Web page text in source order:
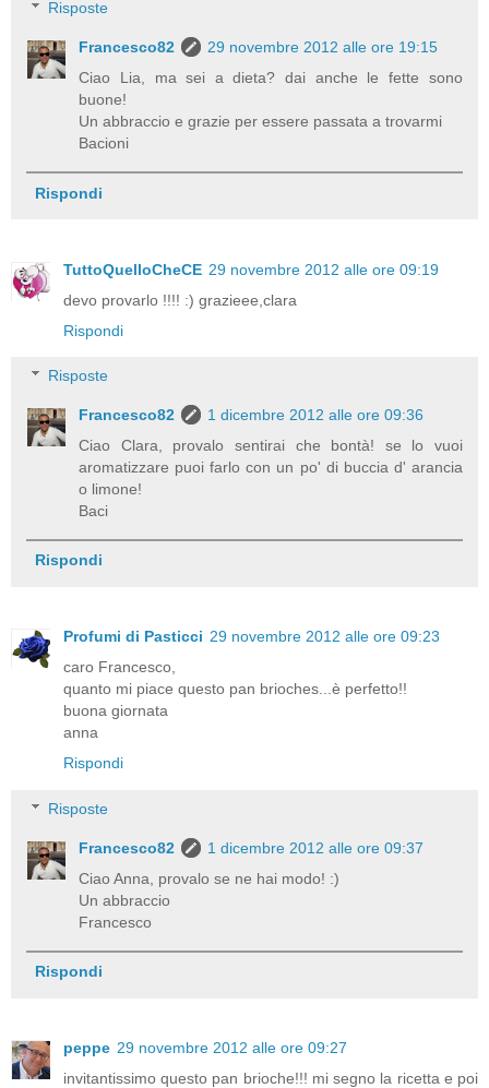
Risposte
Francesco82
29 novembre 2012 alle ore 19:15
Ciao Lia, ma sei a dieta? dai anche le fette sono
buone!
Un abbraccio e grazie per essere passata a trovarmi
Bacioni
Rispondi
TuttoQuelloCheCE 29 novembre 2012 alle ore 09:19
devo provarlo !!!! :) grazieee,clara
Rispondi
Risposte
Francesco82
1 dicembre 2012 alle ore 09:36
Ciao Clara, provalo sentirai che bontà! se lo vuoi
aromatizzare puoi farlo con un po' di buccia d' arancia
o limone!
Baci
Rispondi
Profumi di Pasticci 29 novembre 2012 alle ore 09:23
caro Francesco,
quanto mi piace questo pan brioches...è perfetto!!
buona giornata
anna
Rispondi
Risposte
Francesco82
1 dicembre 2012 alle ore 09:37
Ciao Anna, provalo se ne hai modo! :)
Un abbraccio
Francesco
Rispondi
peppe 29 novembre 2012 alle ore 09:27
invitantissimo questo pan brioche!!! mi segno la ricetta e poi